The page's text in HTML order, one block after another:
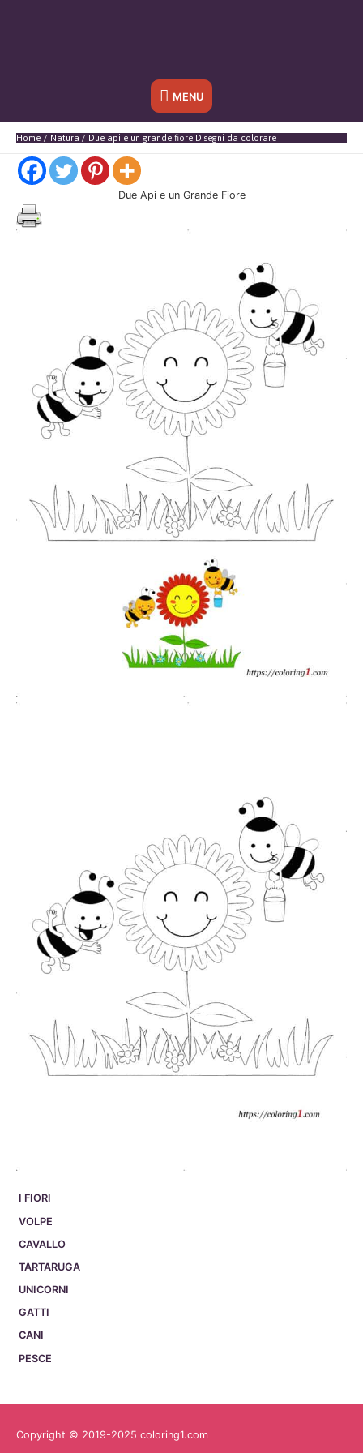
Sotto
l'header
MENU
Home Natura Due api e un grande fiore Disegni da colorare
I FIORI
VOLPE
CAVALLO
TARTARUGA
UNICORNI
GATTI
CANI
PESCE
Due Api e un Grande Fiore
Copyright © 2019-2025 coloring1.com